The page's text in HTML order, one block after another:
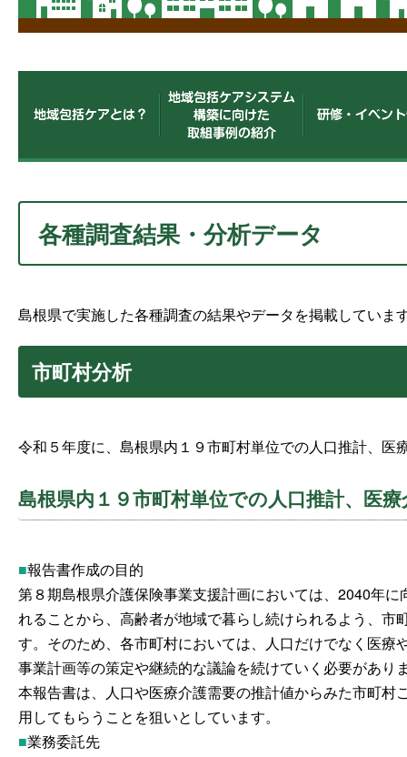
各種調査結果・分析データ
島根県で実施した各種調査の結果やデータを掲載していま
市町村分析
令和５年度に、島根県内１９市町村単位での人口推計、
島根県内１９市町村単位での人口推計、医
■報告書作成の目的
第８期島根県介護保険事業支援計画においては、2040年
れることから、高齢者が地域で暮らし続けられるよう、
す。そのため、各市町村においては、人口だけでなく医
事業計画等の策定や継続的な議論を続けていく必要があり
本報告書は、人口や医療介護需要の推計値からみた市町
用してもらうことを狙いとしています。
■業務委託先